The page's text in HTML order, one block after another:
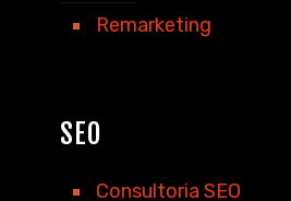
Remarketing
SEO
Consultoria SEO